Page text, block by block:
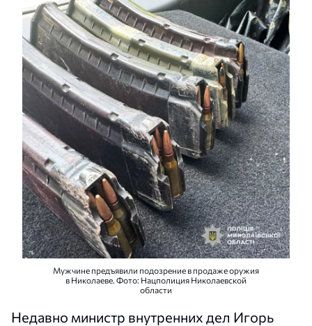
Мужчине предъявили подозрение в продаже оружия
в Николаеве. Фото: Нацполиция Николаевской
области
Недавно министр внутренних дел Игорь